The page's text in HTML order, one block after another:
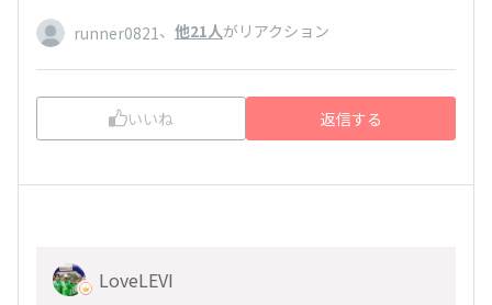
runner0821 、 他21人がリアクション
いいね 返信する
LoveLEVI